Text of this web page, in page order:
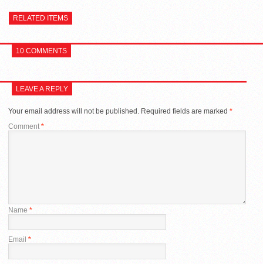
RELATED ITEMS
10 COMMENTS
LEAVE A REPLY
Your email address will not be published. Required fields are marked *
Comment*
Name *
Email *